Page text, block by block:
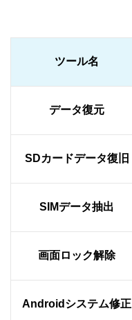
ツール名
データ復元
SDカードデータ復旧
SIMデータ抽出
画面ロック解除
Androidシステム修正